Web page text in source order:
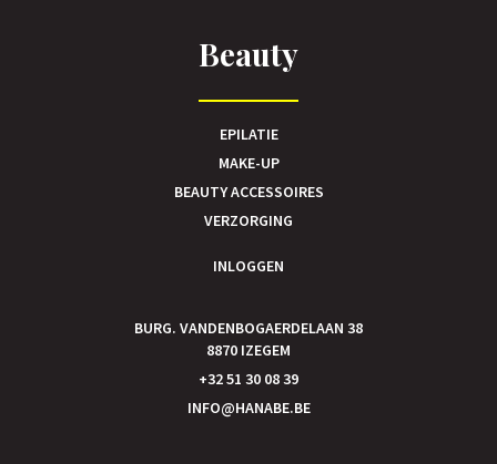
Beauty
EPILATIE
MAKE-UP
BEAUTY ACCESSOIRES
VERZORGING
INLOGGEN
BURG. VANDENBOGAERDELAAN 38
8870 IZEGEM
+32 51 30 08 39
INFO@HANABE.BE